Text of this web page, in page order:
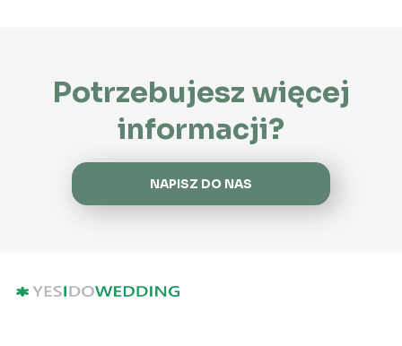
Potrzebujesz więcej
informacji?
NAPISZ DO NAS